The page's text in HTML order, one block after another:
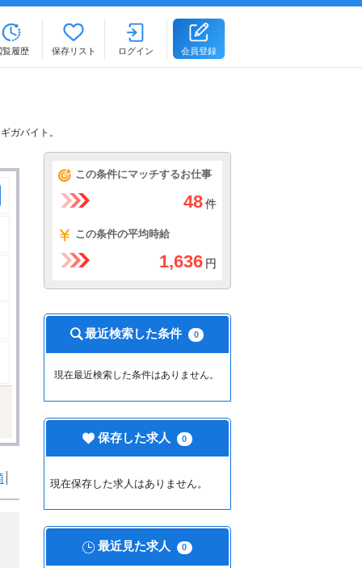
覧履歴 保存リスト ログイン 会員登録
ガバイト。
この条件にマッチするお仕事
48 件
この条件の平均時給
1,636 円
最近検索した条件 0
現在最近検索した条件はありません。
保存した求人 0
現在保存した求人はありません。
最近見た求人 0